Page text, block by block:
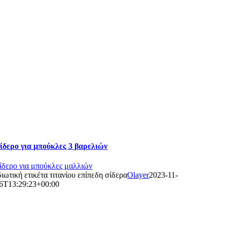
για μπούκλες 3 βαρελιών
για μπούκλες μαλλιών
ετικέτα τιτανίου επίπεδη σίδεραOlayer2023-11-